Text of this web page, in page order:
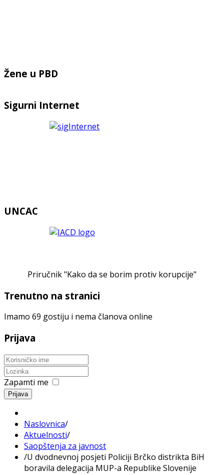
Žene u PBD
Sigurni Internet
UNCAC
Priručnik "Kako da se borim protiv korupcije"
Trenutno na stranici
Imamo 69 gostiju i nema članova online
Prijava
Zapamti me
Prijava
Naslovnica/
Aktuelnosti/
Saopštenja za javnost
/U dvodnevnoj posjeti Policiji Brčko distrikta BiH
boravila delegacija MUP-a Republike Slovenije